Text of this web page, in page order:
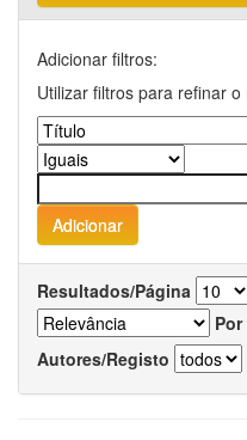
Adicionar filtros:
Utilizar filtros para refinar
Resultados/Página
Autores/Registo